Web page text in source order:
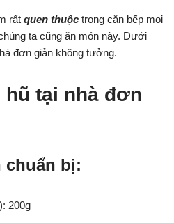
rất quen thuộc trong căn bếp mọi
ta cũng ăn món này. Dưới
đơn giản không tưởng.
hũ tại nhà đơn
chuẩn bị:
200g